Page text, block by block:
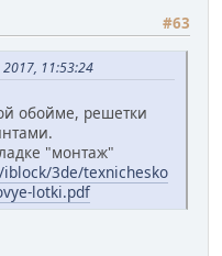
#63
11:53:24
обойме, решетки
"монтаж"
3de/texnichesko
lotki.pdf